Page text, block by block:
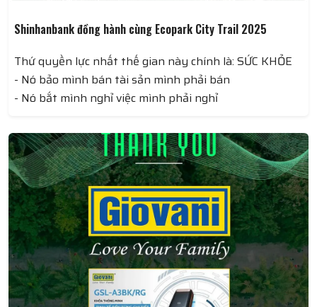
Shinhanbank đồng hành cùng Ecopark City Trail 2025
Thứ quyền lực nhất thế gian này chính là: SỨC KHỎE
- Nó bảo mình bán tài sản mình phải bán
- Nó bắt mình nghỉ việc mình phải nghỉ
được ăn
- Nó yêu cầu mình ngưng làm những điều khiến mình
vui nhất mình phải ngưng
- Nó ra lệnh phải “cắt” một phần cơ thể mình cũng
phải chấp nhận